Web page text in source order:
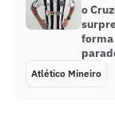
o
forma
Atlético Mineiro